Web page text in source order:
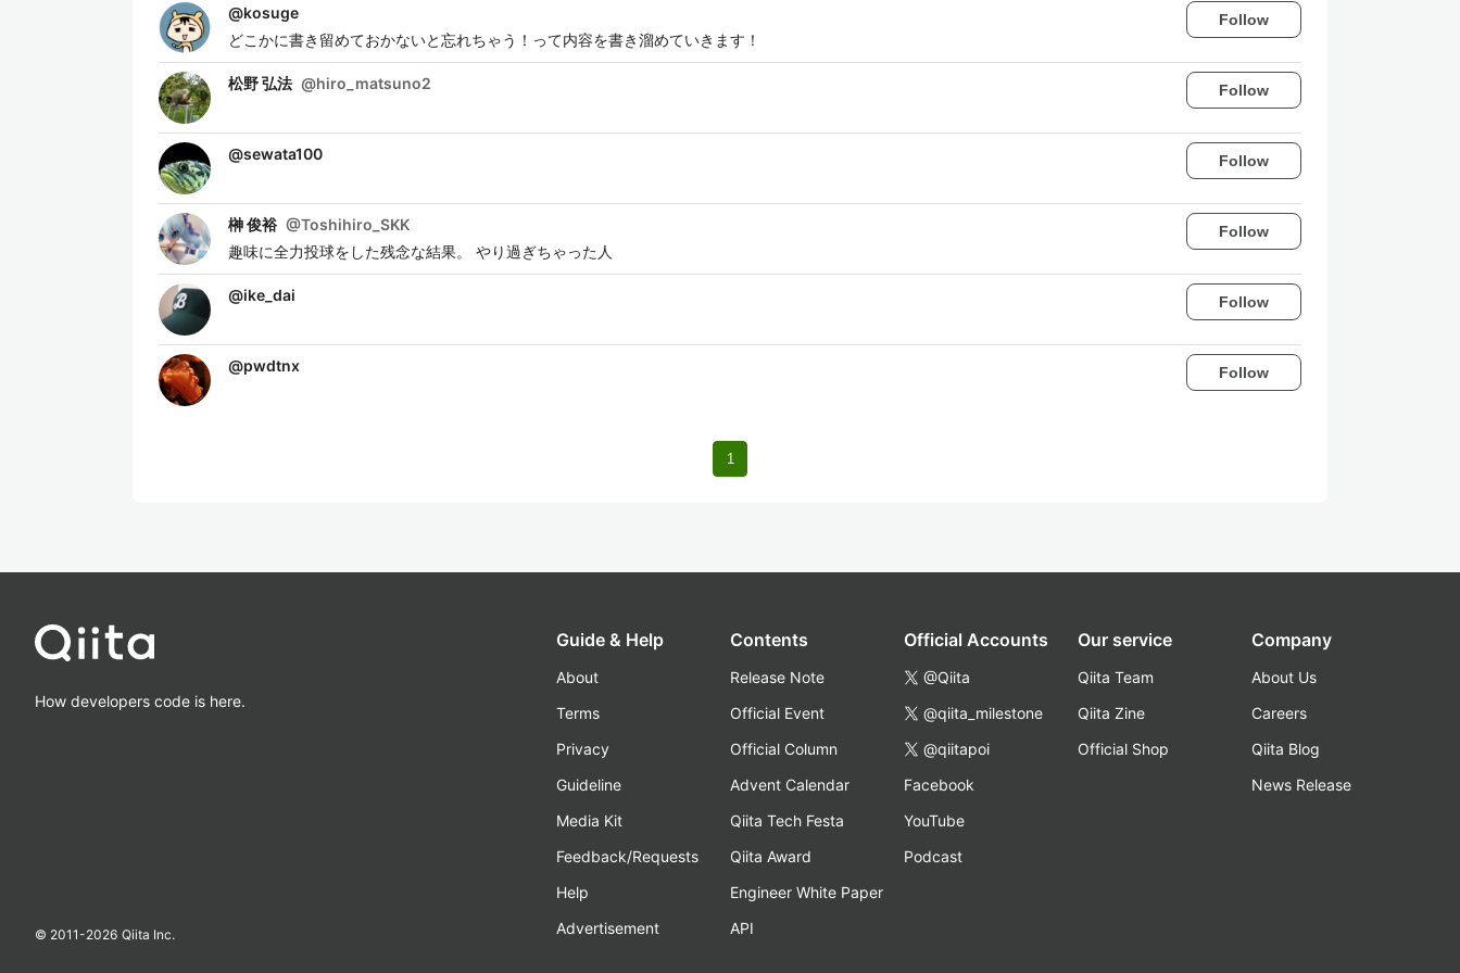
@kosuge
どこかに書き留めておかないと忘れちゃう！って内容を書き溜めていきます！
Follow
松野 弘法 @hiro_matsuno2 Follow
@sewata100 Follow
榊 俊裕 @Toshihiro_SKK
趣味に全力投球をした残念な結果。 やり過ぎちゃった人
Follow
@ike_dai Follow
@pwdtnx Follow
1
How developers code is here.
© 2011-2026 Qiita Inc.
Guide & Help
About
Terms
Privacy
Guideline
Media Kit
Feedback/Requests
Help
Advertisement
Contents
Release Note
Official Event
Official Column
Advent Calendar
Qiita Tech Festa
Qiita Award
Engineer White Paper
API
Official Accounts
@Qiita
@qiita_milestone
@qiitapoi
Facebook
YouTube
Podcast
Our service
Qiita Team
Qiita Zine
Official Shop
Company
About Us
Careers
Qiita Blog
News Release